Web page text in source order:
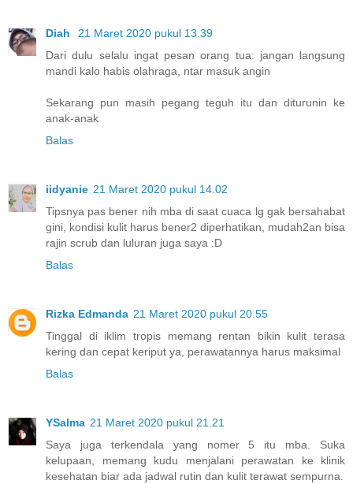
Diah
21 Maret 2020 pukul 13.39
Dari dulu selalu ingat pesan orang tua: jangan langsung
mandi kalo habis olahraga, ntar masuk angin
Sekarang pun masih pegang teguh itu dan diturunin ke
anak-anak
Balas
iidyanie 21 Maret 2020 pukul 14.02
Tipsnya pas bener nih mba di saat cuaca lg gak bersahabat
gini, kondisi kulit harus bener2 diperhatikan, mudah2an bisa
rajin scrub dan luluran juga saya :D
Balas
Rizka Edmanda 21 Maret 2020 pukul 20.55
Tinggal di iklim tropis memang rentan bikin kulit terasa
kering dan cepat keriput ya, perawatannya harus maksimal
Balas
YSalma 21 Maret 2020 pukul 21.21
Saya juga terkendala yang nomer 5 itu mba. Suka
kelupaan, memang kudu menjalani perawatan ke klinik
kesehatan biar ada jadwal rutin dan kulit terawat sempurna.